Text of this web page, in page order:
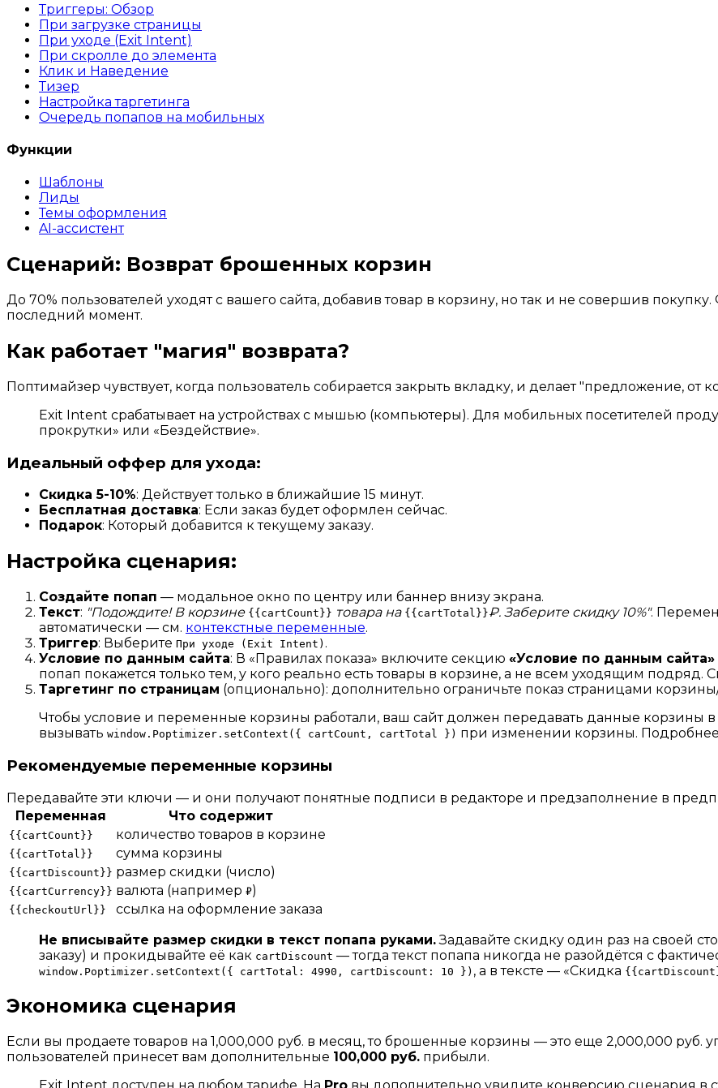
Триггеры: Обзор
При загрузке страницы
При уходе (Exit Intent)
При скролле до элемента
Клик и Наведение
Тизер
Настройка таргетинга
Очередь попапов на мобильных
Функции
Шаблоны
Лиды
Темы оформления
AI-ассистент
Сценарий: Возврат брошенных корзин
До 70% пользователей уходят с вашего сайта, добавив товар в корзину, но так и не совершив
последний момент.
Как работает "магия" возврата?
Поптимайзер чувствует, когда пользователь собирается закрыть вкладку, и делает "предложение, от
Exit Intent срабатывает на устройствах с мышью (компьютеры). Для мобильных посетителей
прокрутки» или «Бездействие».
Идеальный оффер для ухода:
Скидка 5-10%: Действует только в ближайшие 15 минут.
Бесплатная доставка: Если заказ будет оформлен сейчас.
Подарок: Который добавится к текущему заказу.
Настройка сценария:
Создайте попап — модальное окно по центру или баннер внизу экрана.
Текст: "Подождите! В корзине {{cartCount}} товара на {{cartTotal}}₽. Заберите скидку 10%".
автоматически — см. контекстные переменные.
Триггер: Выберите При уходе (Exit Intent) .
Условие по данным сайта: В «Правилах показа» включите секцию «Условие по данным сайта»
попап покажется только тем, у кого реально есть товары в корзине, а не всем уходящим подряд.
Таргетинг по страницам (опционально): дополнительно ограничьте показ страницами
Чтобы условие и переменные корзины работали, ваш сайт должен передавать данные корзины
вызывать window.Poptimizer.setContext({ cartCount, cartTotal }) при изменении корзины.
Рекомендуемые переменные корзины
Передавайте эти ключи — и они получают понятные подписи в редакторе и предзаполнение в
Переменная
Что содержит
{{cartCount}} количество товаров в корзине
{{cartTotal}} сумма корзины
{{cartDiscount}} размер скидки (число)
{{cartCurrency}} валюта (например ₽)
{{checkoutUrl}}
ссылка на оформление заказа
Не вписывайте размер скидки в текст попапа руками.Задавайте скидку один раз на своей
заказу) и прокидывайте её как cartDiscount — тогда текст попапа никогда не разойдётся с
window.Poptimizer.setContext({ cartTotal: 4990, cartDiscount: 10 }) , а в тексте — «Скидка
Экономика сценария
Если вы продаете товаров на 1,000,000 руб. в месяц, то брошенные корзины — это еще 2,000,000
пользователей принесет вам дополнительные 100,000 руб. прибыли.